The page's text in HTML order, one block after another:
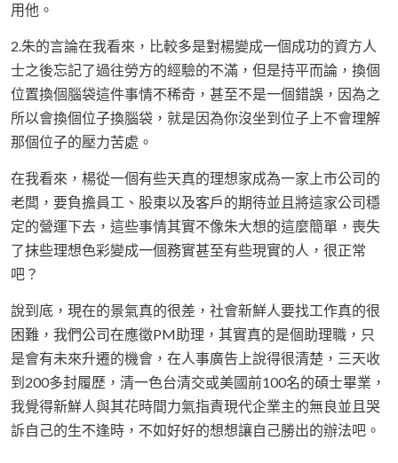
用他。
2.朱的言論在我看來，比較多是對楊變成一個成功的資方人
士之後忘記了過往勞方的經驗的不滿，但是持平而論，換個
位置換個腦袋這件事情不稀奇，甚至不是一個錯誤，因為之
所以會換個位子換腦袋，就是因為你沒坐到位子上不會理解
那個位子的壓力苦處。
在我看來，楊從一個有些天真的理想家成為一家上市公司的
老闆，要負擔員工、股東以及客戶的期待並且將這家公司穩
定的營運下去，這些事情其實不像朱大想的這麼簡單，喪失
了抹些理想色彩變成一個務實甚至有些現實的人，很正常
吧？
說到底，現在的景氣真的很差，社會新鮮人要找工作真的很
困難，我們公司在應徵PM助理，其實真的是個助理職，只
是會有未來升遷的機會，在人事廣告上說得很清楚，三天收
到200多封履歷，清一色台清交或美國前100名的碩士畢業，
我覺得新鮮人與其花時間力氣指責現代企業主的無良並且哭
訴自己的生不逢時，不如好好的想想讓自己勝出的辦法吧。